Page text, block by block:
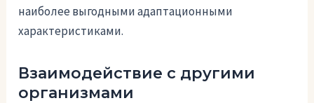
наиболее выгодными адаптационными
характеристиками.
Взаимодействие с другими
организмами